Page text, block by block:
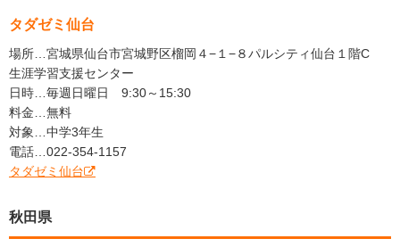
タダゼミ仙台
場所…宮城県仙台市宮城野区榴岡４−１−８パルシティ仙台１階C
生涯学習支援センター
日時…毎週日曜日 9:30～15:30
料金…無料
対象…中学3年生
電話…022-354-1157
タダゼミ仙台
秋田県